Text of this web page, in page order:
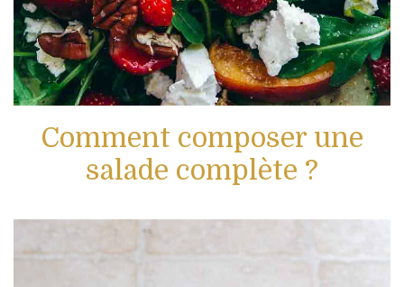
Comment composer une
salade complète ?